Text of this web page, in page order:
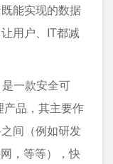
能实现的数据
用户、IT都减
一款安全可
品，其主要作
间（例如研发
，等等），快